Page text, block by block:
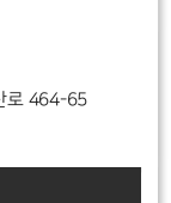
로 464-65